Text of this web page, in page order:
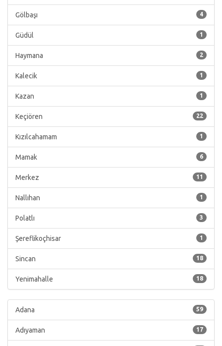
4
Gölbaşı
1
Güdül
2
Haymana
1
Kalecik
1
Kazan
22
Keçiören
1
Kızılcahamam
6
Mamak
11
Merkez
1
Nallıhan
3
Polatlı
1
Şereflikoçhisar
18
Sincan
18
Yenimahalle
59
Adana
17
Adıyaman